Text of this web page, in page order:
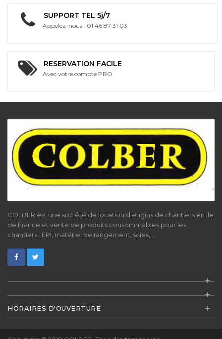
SUPPORT TEL 5j/7
Appelez-nous : 01 46 87 31 03
RESERVATION FACILE
Avec votre compte PRO
COLBER est une société de location d'engins de chantiers en Ile
de France et vente de produits consommables pour les
chantiers : EPI, matériel de rangement, scies, ...
+
+
HORAIRES D'OUVERTURE +